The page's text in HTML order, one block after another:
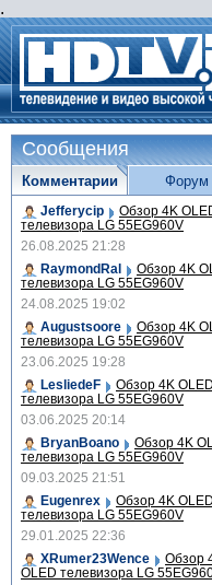
.
Сообщения
Комментарии
Jefferycip Обзор 4K
телевизора LG 55EG960V
26.08.2025 21:28
RaymondRal
Обзор 4K
телевизора LG 55EG960V
24.08.2025 19:02
Augustsoore
Обзор 4K
телевизора LG 55EG960V
23.06.2025 19:28
LesliedeF
Обзор 4K OLED
телевизора LG 55EG960V
03.06.2025 20:14
BryanBoano
Обзор 4K
телевизора LG 55EG960V
09.03.2025 21:51
Eugenrex
Обзор 4K OLED
телевизора LG 55EG960V
29.01.2025 22:36
XRumer23Wence
Обзор
OLED телевизора LG
Форум